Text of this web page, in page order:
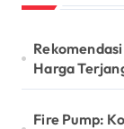
Harga
Fire Pump: